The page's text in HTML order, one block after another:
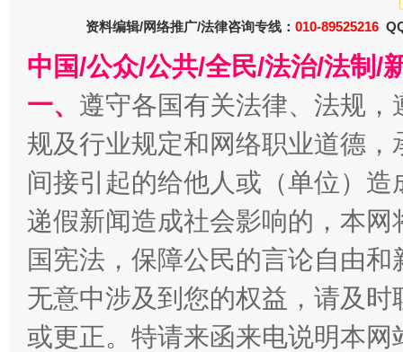
在谋一域中谋全局
今
资料编辑/网络推广/法律咨询专线： 010-89525216
中国/公众/公共/全民/法治/法制/
一、 遵守各国有关法律、法规
规及行业规定和网络职业道德
间接引起的给他人或（单位）
递假新闻造成社会影响的，本
国宪法，保障公民的言论自由
无意中涉及到您的权益，请及
或更正。特请来函来电说明本